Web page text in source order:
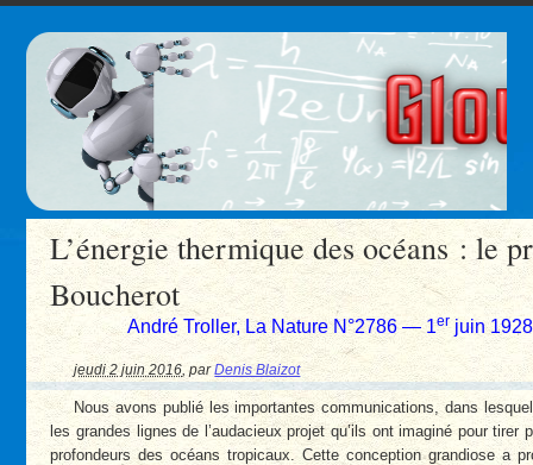
L’énergie thermique des océans : le
Boucherot
André Troller, La Nature N°2786 — 1er juin 1928
jeudi 2 juin 2016 ,parDenis Blaizot
Nous avons publié les importantes communications, dans
les grandes lignes de l’audacieux projet qu’ils ont imaginé pour
profondeurs des océans tropicaux. Cette conception grandiose a